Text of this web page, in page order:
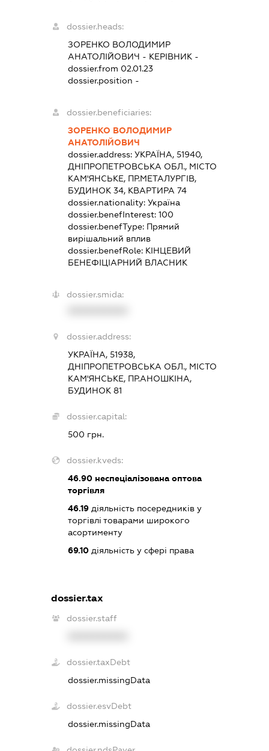
dossier.heads:
ЗОРЕНКО ВОЛОДИМИР
АНАТОЛІЙОВИЧ - КЕРІВНИК -
dossier.from 02.01.23
dossier.position -
dossier.beneficiaries:
ЗОРЕНКО ВОЛОДИМИР
АНАТОЛІЙОВИЧ
dossier.address: УКРАЇНА, 51940,
ДНІПРОПЕТРОВСЬКА ОБЛ., МІСТО
КАМ'ЯНСЬКЕ, ПР.МЕТАЛУРГІВ,
БУДИНОК 34, КВАРТИРА 74
dossier.nationality: Україна
dossier.benefInterest: 100
dossier.benefType: Прямий
вирішальний вплив
dossier.benefRole: КІНЦЕВИЙ
БЕНЕФІЦІАРНИЙ ВЛАСНИК
dossier.smida:
dossier.address:
УКРАЇНА, 51938,
ДНІПРОПЕТРОВСЬКА ОБЛ., МІСТО
КАМ'ЯНСЬКЕ, ПР.АНОШКІНА,
БУДИНОК 81
dossier.capital:
500 грн.
dossier.kveds:
46.90неспеціалізована оптова
торгівля
46.19діяльність посередників у
торгівлі товарами широкого
асортименту
69.10діяльність у сфері права
dossier.tax
dossier.staff
dossier.taxDebt
dossier.missingData
dossier.esvDebt
dossier.missingData